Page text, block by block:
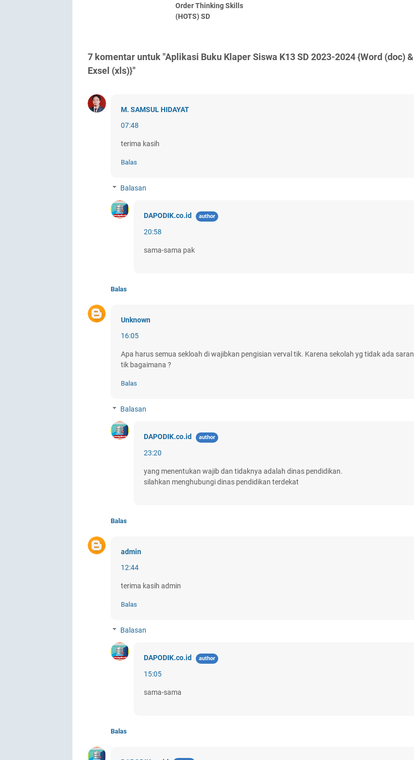
Order Thinking Skills
(HOTS) SD
7 komentar untuk "Aplikasi Buku Klaper Siswa K13 SD 2023-2024 {Word (doc) &
Exsel (xls)}"
M. SAMSUL HIDAYAT
07:48
terima kasih
Balas
Balasan
DAPODIK.co.id
20:58
sama-sama pak
Balas
Unknown
16:05
Apa harus semua sekloah di wajibkan pengisian verval tik. Karena sekolah yg tidak ada saran
tik bagaimana ?
Balas
Balasan
DAPODIK.co.id
23:20
yang menentukan wajib dan tidaknya adalah dinas pendidikan.
silahkan menghubungi dinas pendidikan terdekat
Balas
admin
12:44
terima kasih admin
Balas
Balasan
DAPODIK.co.id
15:05
sama-sama
Balas